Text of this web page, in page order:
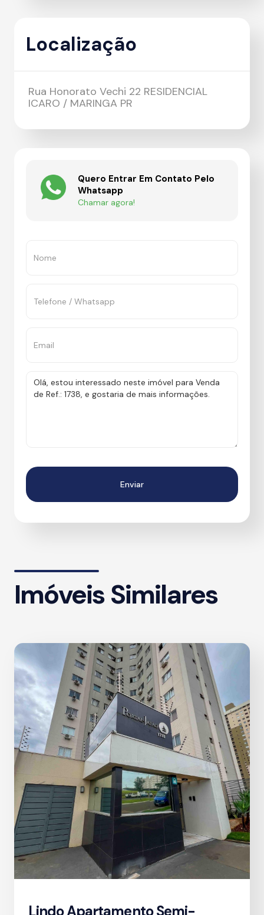
Localização
Rua Honorato Vechi 22 RESIDENCIAL
ICARO / MARINGA PR
Quero Entrar Em Contato Pelo
Whatsapp
Chamar agora!
Imóveis Similares
Lindo Apartamento Semi-